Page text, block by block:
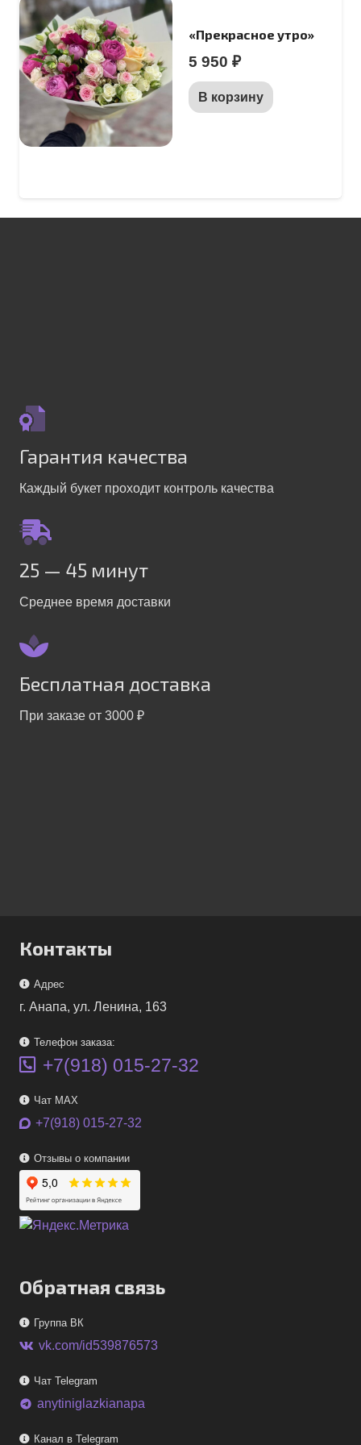
«Прекрасное утро»
5 950 ₽
В корзину
Гарантия качества
Каждый букет проходит контроль качества
25 — 45 минут
Среднее время доставки
Бесплатная доставка
При заказе от 3000 ₽
Контакты
Адрес
г. Анапа, ул. Ленина, 163
Телефон заказа:
+7(918) 015-27-32
Чат MAX
+7(918) 015-27-32
Отзывы о компании
Обратная связь
Группа ВК
vk.com/id539876573
Чат Telegram
telegram anytiniglazkianapa
Канал в Telegram